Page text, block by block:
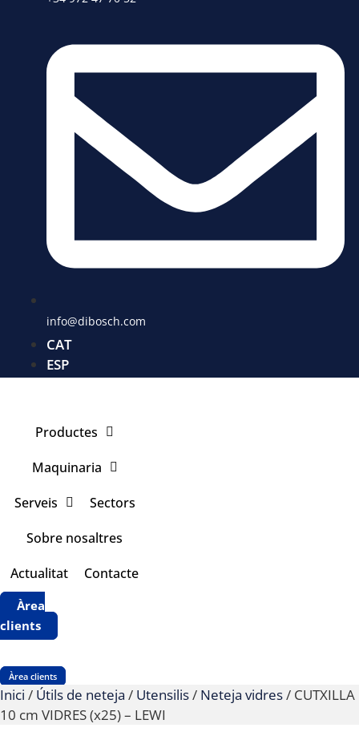
info@dibosch.com
CAT
ESP
Productes
Maquinaria
Serveis
Sectors
Sobre nosaltres
Actualitat
Contacte
Àrea
clients
Àrea clients
Inici / Útils de neteja / Utensilis/ Neteja vidres/ CUTXILLA
10 cm VIDRES (x25) – LEWI